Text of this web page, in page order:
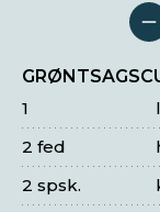
1
2 fed
2 spsk.